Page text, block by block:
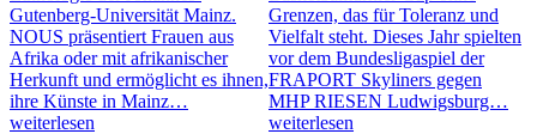
Gutenberg-Universität Mainz.
NOUS präsentiert Frauen aus
Afrika oder mit afrikanischer
Herkunft und ermöglicht es ihnen,
ihre Künste in Mainz…
weiterlesen
Grenzen, das für Toleranz und
Vielfalt steht. Dieses Jahr spielten
vor dem Bundesligaspiel der
FRAPORT Skyliners gegen
MHP RIESEN Ludwigsburg…
weiterlesen